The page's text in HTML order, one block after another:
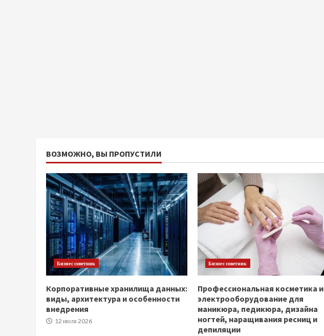
ВОЗМОЖНО, ВЫ ПРОПУСТИЛИ
Бизнес советник
Корпоративные хранилища данных:
виды, архитектура и особенности
внедрения
12 июля 2026
Бизнес советник
Профессиональная косметика и
электрооборудование для
маникюра, педикюра, дизайна
ногтей, наращивания ресниц и
депиляции